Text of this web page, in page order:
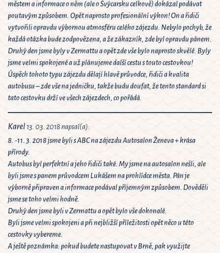
městem a informace o něm (ale o Švýcarsku celkově) dokázal podávat
poutavým způsobem. Opět naprosto profesionální výkon! On a řidiči
vytvořili opravdu výbornou atmosféru celého zájezdu. Nebylo pochyb, že
každá otázka bude zodpovězena, a že zákazník, zde byl opravdu pánem.
Druhý den jsme byly v Zermattu a opět zde vše bylo naprosto skvělé. Byly
jsme velmi spokojené a už plánujeme další cestu s touto cestovkou!
Úspěch tohoto typu zájezdu dělají hlavě průvodce, řidiči a kvalita
autobusu – zde vše na jedničku, takže budu doufat, že tento standard si
tato cestovku drží ve všech zájezdech, co pořádá.
Karel13. 03. 2018 napsal(a):
8. -11. 3. 2018 jsme byli s ABC na zájezdu Autosalon Ženeva + krása
přírody.
Autobus byl perfektní a jeho řidiči také. My jsme na autosalon nešli, ale
byli jsme s panem průvodcem Lukášem na prohlídce města. Pán je
výborně připraven a informace podával příjemným způsobem. Dověděli
jsme se toho velmi hodně.
Druhý den jsme byli v Zermattu a opět bylo vše dokonalé.
Byli jsme velmi spokojeni a při nejbližší příležitosti opět něco u této
cestovky vybereme.
A ještě poznámka: pokud budete nastupovat v Brně, pak využijte